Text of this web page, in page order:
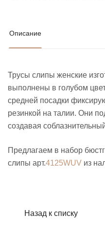
Описание
Трусы слипы женские
выполнены в голубом
средней посадки
резинкой на талии. Они
создавая
Предлагаем в набор
слипы арт.4125WUV из
Назад к списку